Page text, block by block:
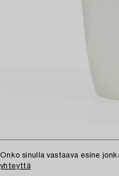
Onko sinulla vastaava esine
yhteyttä